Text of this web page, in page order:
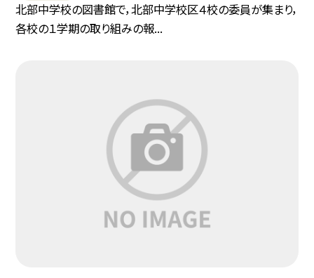
北部中学校の図書館で，北部中学校区４校の委員が集まり，
各校の１学期の取り組みの報...